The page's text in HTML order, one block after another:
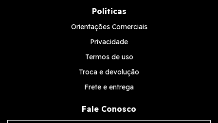
Políticas
Orientações Comerciais
Privacidade
Termos de uso
Troca e devolução
Frete e entrega
Fale Conosco